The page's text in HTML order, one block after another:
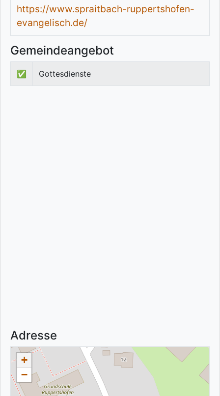
https://www.spraitbach-ruppertshofen-
evangelisch.de/
Gemeindeangebot
✅ Gottesdienste
Adresse
+
−